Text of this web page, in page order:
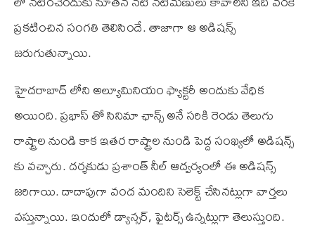
ప్రకటించిన సంగతి తెలిసిందే. తాజాగా ఆ అడిషన్స్
జరుగుతున్నాయి.
హైదరాబాద్ లోని అల్యూమినియం ఫ్యాక్టరీ అందుకు వేధిక
అయింది. ప్రభాస్ తో సినిమా ఛాన్స్ అనే సరికి రెండు తెలుగు
రాష్ట్రాల నుండి కాక ఇతర రాష్ట్రాల నుండి పెద్ద సంఖ్యలో అడిషన్స్
కు వచ్చారు. దర్శకుడు ప్రశాంత్ నీల్ ఆద్వర్యంలో ఈ అడిషన్స్
జరిగాయి. దాదాపుగా వంద మందిని సెలెక్ట్ చేసినట్లుగా వార్తలు
వస్తున్నాయి. ఇందులో డ్యాన్సర్, ఫైటర్స్ ఉన్నట్లుగా తెలుస్తుంది.